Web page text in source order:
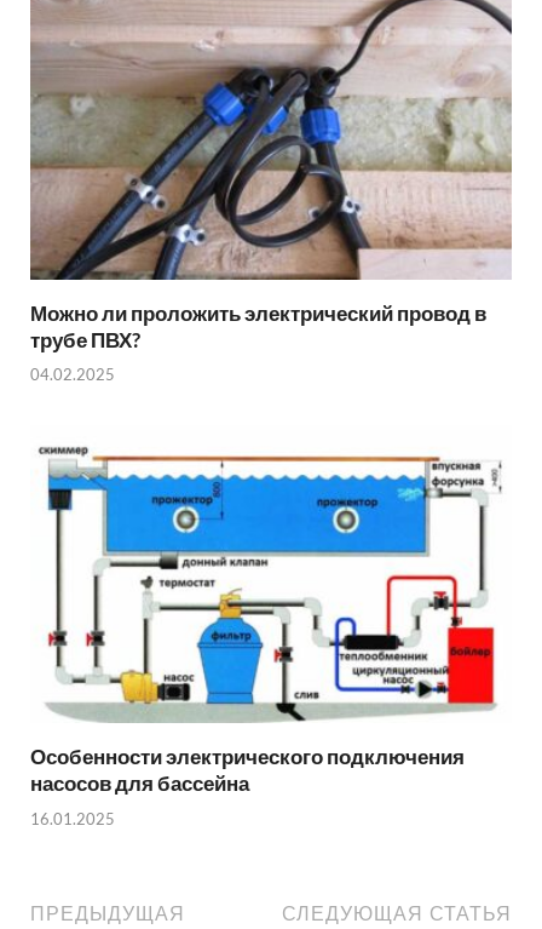
Можно ли проложить электрический провод в
трубе ПВХ?
04.02.2025
Особенности электрического подключения
насосов для бассейна
16.01.2025
ПРЕДЫДУЩАЯ
СЛЕДУЮЩАЯ СТАТЬЯ